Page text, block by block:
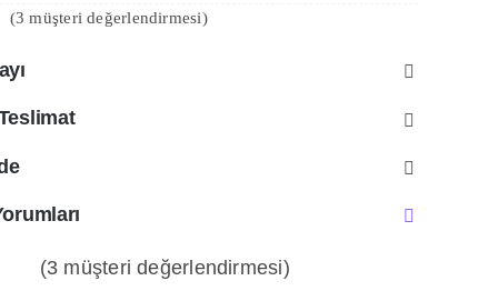
(3 müşteri değerlendirmesi)
(3 müşteri değerlendirmesi)